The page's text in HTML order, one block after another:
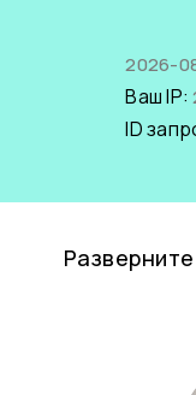
2026-
Ваш IP:
ID